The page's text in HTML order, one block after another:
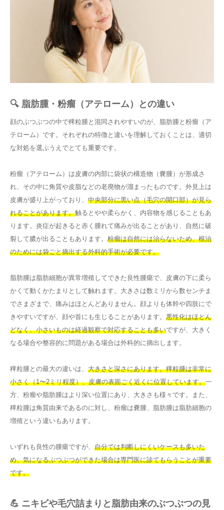
🔍 脂肪腫・粉瘤（アテローム）との違い
顔のぶつぶつの中で稗粒腫と混同されやすいのが、脂肪腫と粉瘤（ア
テローム）です。それぞれの特徴と違いを理解しておくことは、適切
な対処を選ぶうえでとても重要です。
粉瘤（アテローム）は皮膚の内部に袋状の構造物（嚢腫）が形成さ
れ、その中に角質や皮脂などの老廃物が溜まったものです。外見上は
皮膚が盛り上がっており、 中央部分に黒い点（毛穴の開口部）が見ら
れることがあります。触るとやや柔らかく、内容物を感じることもあ
ります。炎症が起きると赤く腫れて痛みが出ることがあり、自然に破
裂して膿が出ることもあります。 粉瘤は自然には治らないため、根治
のためには袋ごと摘出する外科的手術が必要です。
脂肪腫は脂肪細胞が異常増殖してできた良性腫瘍で、皮膚の下に柔ら
かくて動くかたまりとして触れます。大きさは数ミリから数センチま
でさまざまで、痛みはほとんどありません。顔よりも体幹や四肢にで
きやすいですが、顔や首にも生じることがあります。 悪性化はほとん
どなく、小さいものは経過観察で対応することも多いですが、大きく
なる場合や整容的に問題がある場合は外科的に摘出します。
稗粒腫との最大の違いは、 大きさと深さにあります。稗粒腫は非常に
小さく（1〜2ミリ程度）、皮膚の表面ごく近くに位置しています。一
方、粉瘤や脂肪腫はより深い位置にあり、大きさも様々です。また、
稗粒腫は角質由来であるのに対し、粉瘤は嚢腫、脂肪腫は脂肪細胞の
増殖という違いもあります。
いずれも良性の腫瘍ですが、 自分では判断しにくいケースも多いた
め、気になるぶつぶつができた場合は専門医に診てもらうことが重要
です。
💪 ニキビや毛穴詰まりと脂肪由来のぶつぶつの見